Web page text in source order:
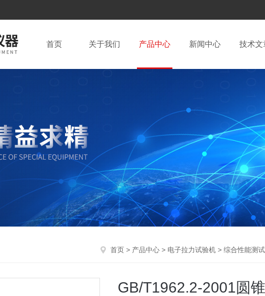
首页 关于我们 产品中心 新闻中心 技术文
首页 > 产品中心 > 电子拉力试验机 > 综合性能测
GB/T1962.2-2001圆